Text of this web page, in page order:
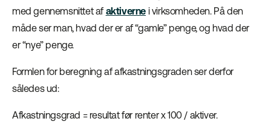
med gennemsnittet afaktiverne i virksomheden. På den
måde ser man, hvad der er af “gamle” penge, og hvad der
er “nye” penge.
Formlen for beregning af afkastningsgraden ser derfor
således ud:
Afkastningsgrad = resultat før renter x 100 / aktiver.